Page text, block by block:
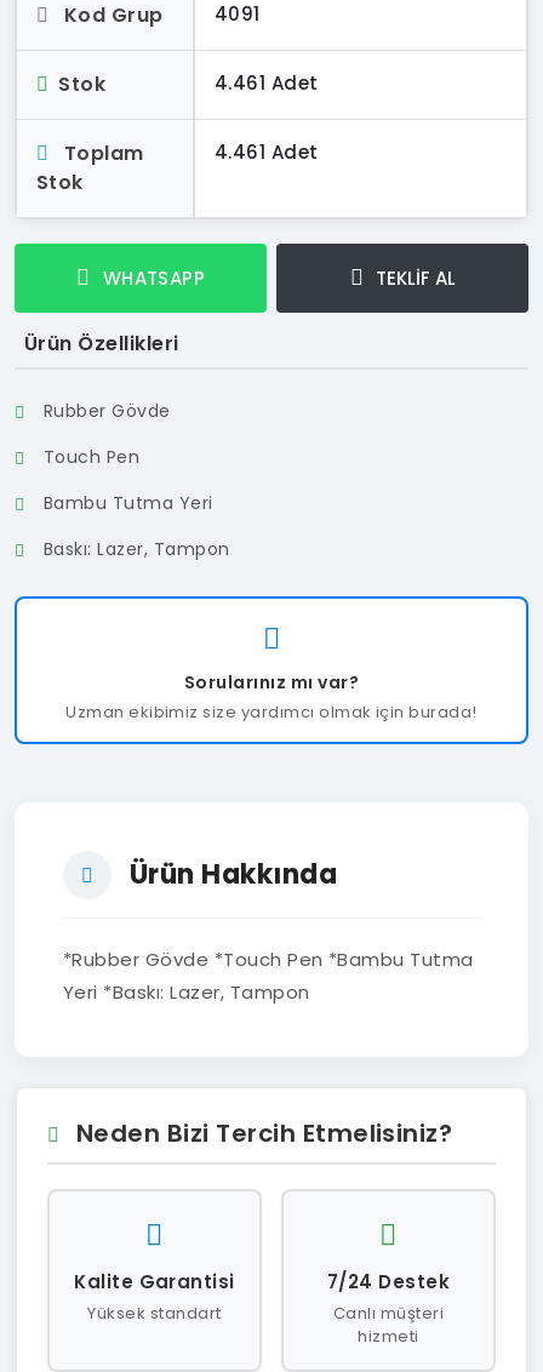
Kod Grup 4091
Stok 4.461 Adet
Toplam
Stok
4.461 Adet
WHATSAPP TEKLİF AL
Ürün Özellikleri
Rubber Gövde
Touch Pen
Bambu Tutma Yeri
Baskı: Lazer, Tampon
Sorularınız mı var?
Uzman ekibimiz size yardımcı olmak için burada!
Ürün Hakkında
*Rubber Gövde *Touch Pen *Bambu Tutma
Yeri *Baskı: Lazer, Tampon
Neden Bizi Tercih Etmelisiniz?
Kalite Garantisi
Yüksek standart
7/24 Destek
Canlı müşteri
hizmeti